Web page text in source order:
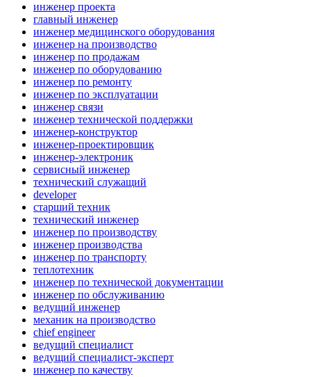
инженер проекта
главный инженер
инженер медицинского оборудования
инженер на производство
инженер по продажам
инженер по оборудованию
инженер по ремонту
инженер по эксплуатации
инженер связи
инженер технической поддержки
инженер-конструктор
инженер-проектировщик
инженер-электроник
сервисный инженер
технический служащий
developer
старший техник
технический инженер
инженер по производству
инженер производства
инженер по транспорту
теплотехник
инженер по технической документации
инженер по обслуживанию
ведущий инженер
механик на производство
chief engineer
ведущий специалист
ведущий специалист-эксперт
инженер по качеству